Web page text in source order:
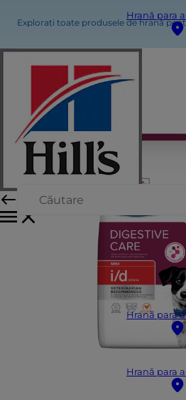
Hrană para
Hrană para
Hrană para